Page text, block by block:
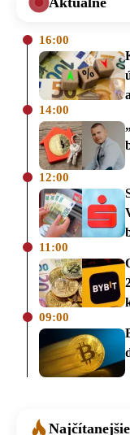
16:00
14:00
12:00
11:00
09:00
Najčítanejšie